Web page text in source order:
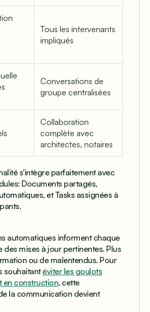
Tous les intervenants
impliqués
Conversations de
groupe centralisées
Collaboration
complète avec
architectes, notaires
s'intègre parfaitement avec
Documents partagés,
et Tasks assignées à
automatiques informent chaque
des mises à jour pertinentes. Plus
ou de malentendus. Pour
souhaitantéviter les goulots
en construction, cette
la communication devient